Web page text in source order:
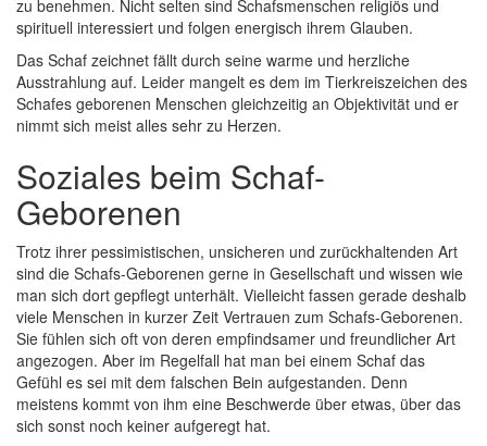
zu benehmen. Nicht selten sind Schafsmenschen religiös und
spirituell interessiert und folgen energisch ihrem Glauben.
Das Schaf zeichnet fällt durch seine warme und herzliche
Ausstrahlung auf. Leider mangelt es dem im Tierkreiszeichen des
Schafes geborenen Menschen gleichzeitig an Objektivität und er
nimmt sich meist alles sehr zu Herzen.
Soziales beim Schaf-
Geborenen
Trotz ihrer pessimistischen, unsicheren und zurückhaltenden Art
sind die Schafs-Geborenen gerne in Gesellschaft und wissen wie
man sich dort gepflegt unterhält. Vielleicht fassen gerade deshalb
viele Menschen in kurzer Zeit Vertrauen zum Schafs-Geborenen.
Sie fühlen sich oft von deren empfindsamer und freundlicher Art
angezogen. Aber im Regelfall hat man bei einem Schaf das
Gefühl es sei mit dem falschen Bein aufgestanden. Denn
meistens kommt von ihm eine Beschwerde über etwas, über das
sich sonst noch keiner aufgeregt hat.